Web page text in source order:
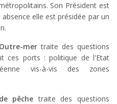
Son Président est
elle est présidée par un
mertraite des questions
ces ports : politique de l'Etat
vis-à-vis des zones
pêche traite des questions